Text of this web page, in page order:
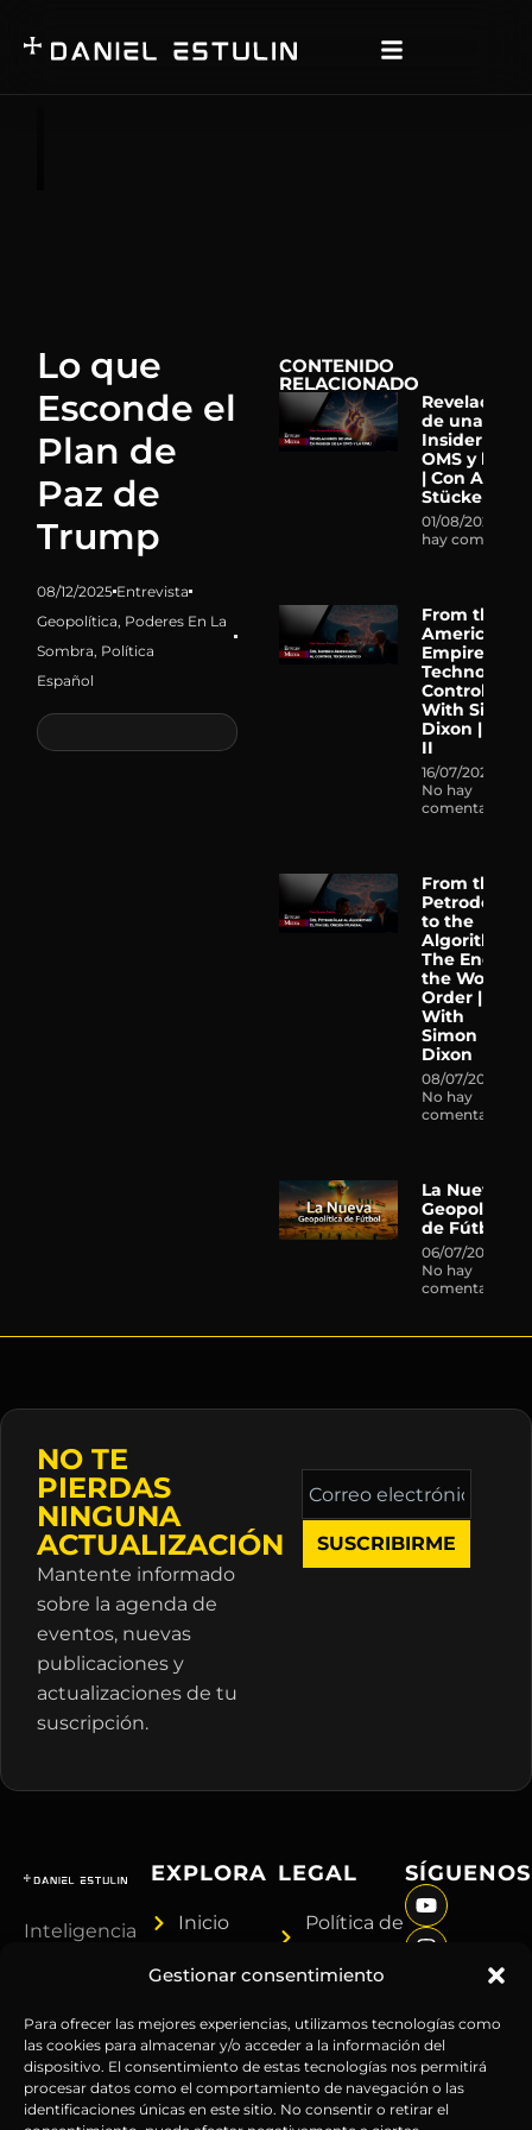
Gestionar consentimiento
Para ofrecer las mejores experiencias, utilizamos tecnologías como
las cookies para almacenar y/o acceder a la información del
dispositivo. El consentimiento de estas tecnologías nos permitirá
procesar datos como el comportamiento de navegación o las
identificaciones únicas en este sitio. No consentir o retirar el
Lo que
Esconde el
Plan de
Paz de
Trump
08/12/2025 Entrevista
Geopolítica, Poderes En La
Sombra, Política
Español
CONTENIDO
RELACIONADO
de una Ex-
Insider de la
OMS y la
| Con Astrid
01/08/2026
hay
From the
American
Empire to
Control |
With Simon
Dixon | Part
II
16/07/2026
No hay
comentarios
From the
Petrodollar
to the
Algorithm:
The End of
the World
Order |
With
Simon
Dixon
08/07/2026
No hay
comentarios
La Nueva
Geopolítica
de Fútbol
06/07/2026
No hay
comentarios
NO TE
PIERDAS
NINGUNA
ACTUALIZACIÓN
Mantente informado
sobre la agenda de
eventos, nuevas
publicaciones y
actualizaciones de tu
suscripción.
Correo
electrónico
*
Inteligencia
Anticipándonos
a los
acontecimientos
globales
EXPLORA
Inicio
Daniel
Suscripciones
Webinars
Contacto
LEGAL
Política de
Términos y
Aviso
Legal
Advertencia
SÍGUENOS